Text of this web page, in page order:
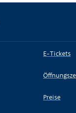
E-Tickets
Preise